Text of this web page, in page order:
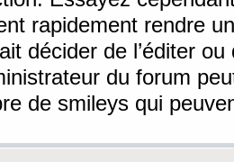
rapidement rendre
décider de l’éditer
du forum
de smileys qui